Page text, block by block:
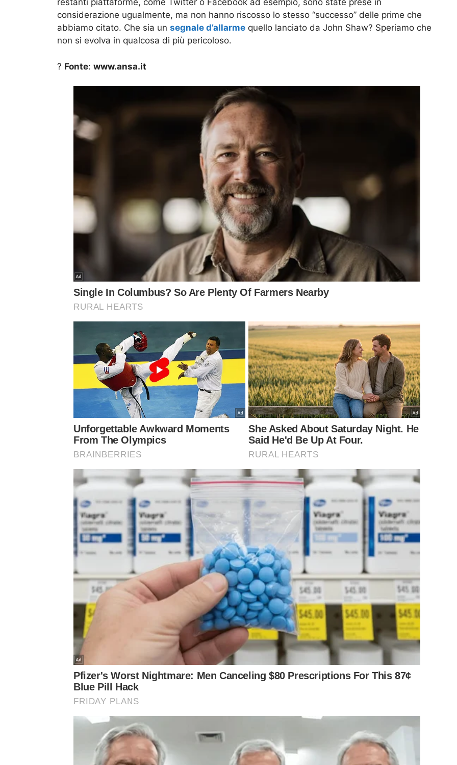
restanti piattaforme, come Twitter o Facebook ad esempio, sono state prese in
considerazione ugualmente, ma non hanno riscosso lo stesso “successo” delle prime che
abbiamo citato. Che sia un segnale d’allarme quello lanciato da John Shaw? Speriamo che
non si evolva in qualcosa di più pericoloso.
? Fonte: www.ansa.it